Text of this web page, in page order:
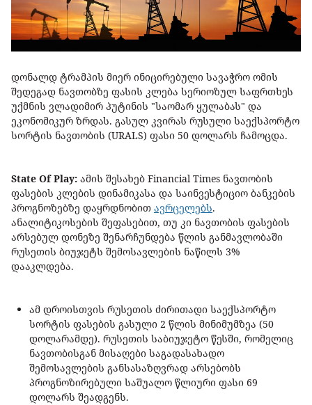
დონალდ ტრამპის მიერ ინიცირებული სავაჭრო ომის
შედეგად ნავთობზე ფასის კლება სერიოზულ საფრთხეს
უქმნის ვლადიმირ პუტინის "საომარ ყულაბას" და
ეკონომიკურ ზრდას. გასულ კვირას რუსული საექსპორტო
სორტის ნავთობის (URALS) ფასი 50 დოლარს ჩამოცდა.
State Of Play: ამის შესახებ Financial Times ნავთობის
ფასების კლების დინამიკასა და საინვესტიციო ბანკების
პროგნოზებზე დაყრდნობით ავრცელებს.
ანალიტიკოსების შეფასებით, თუ კი ნავთობის ფასების
არსებულ დონეზე შენარჩუნდება წლის განმავლობაში
რუსეთის ბიუჯეტს შემოსავლების ნაწილს 3%
დააკლდება.
ამ დროისთვის რუსეთის ძირითადი საექსპორტო
სორტის ფასების გასული 2 წლის მინიმუმზეა (50
დოლარამდე). რუსეთის საბიუჯეტო წესში, რომელიც
ნავთობისგან მისაღები საგადასახადო
შემოსავლების განსასაზღვრად არსებობს
პროგნოზირებული საშუალო წლიური ფასი 69
დოლარს შეადგენს.